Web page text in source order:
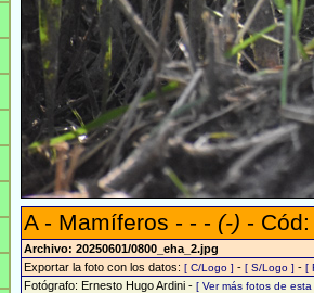
A - Mamíferos - - - (-) -
Archivo: 20250601/0800_eha_2.jpg
Exportar la foto con los datos: [ C/Logo ] - [ S/Logo ] - [
Fotógrafo: Ernesto Hugo Ardini - [ Ver más fotos de